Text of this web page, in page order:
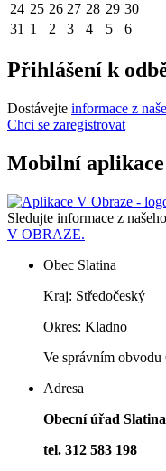
24 25 26 27 28 29 30
31 1 2 3 4 5 6
Přihlášení k
Dostávejte informace z
Chci se zaregistrovat
Mobilní aplikace
Sledujte informace z
V OBRAZE.
Obec Slatina
Kraj: Středočeský
Okres: Kladno
Ve správním
Adresa
Obecní úřad Slatina
tel. 312 583 198